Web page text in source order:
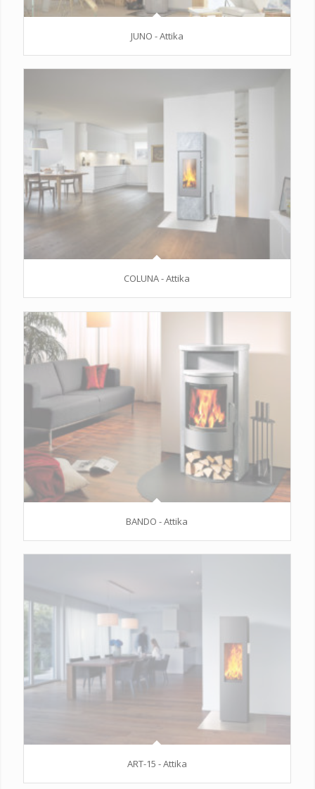
JUNO - Attika
COLUNA - Attika
BANDO - Attika
ART-15 - Attika